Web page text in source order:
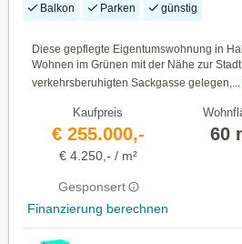
Balkon Parken günstig
Diese gepflegte Eigentumswohnung in
Wohnen im Grünen mit der Nähe zur
verkehrsberuhigten Sackgasse gelegen,...
Kaufpreis
€ 255.000,-
€ 4.250,- / m²
Gesponsert
Finanzierung berechnen
60